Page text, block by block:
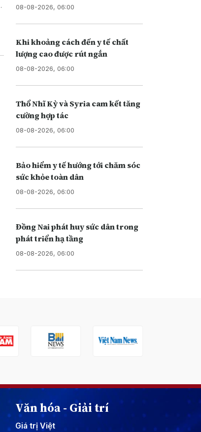
08-08-2026, 06:00
Khi khoảng cách đến y tế chất
lượng cao được rút ngắn
08-08-2026, 06:00
Thổ Nhĩ Kỳ và Syria cam kết tăng
cường hợp tác
08-08-2026, 06:00
Bảo hiểm y tế hướng tới chăm sóc
sức khỏe toàn dân
08-08-2026, 06:00
Đồng Nai phát huy sức dân trong
phát triển hạ tầng
08-08-2026, 06:00
Văn hóa - Giải trí
Giá trị Việt